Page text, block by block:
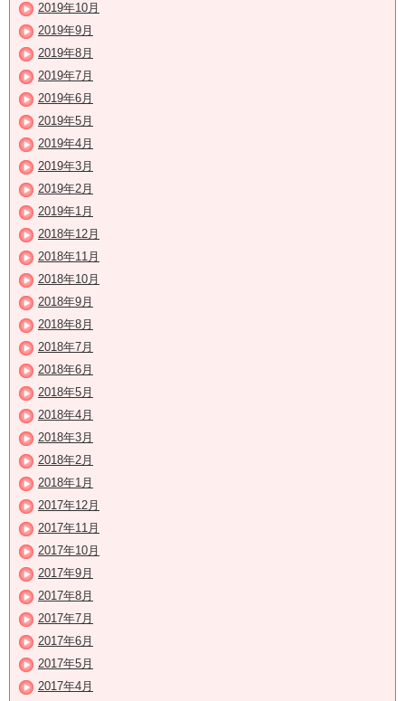
2019年10月
2019年9月
2019年8月
2019年7月
2019年6月
2019年5月
2019年4月
2019年3月
2019年2月
2019年1月
2018年12月
2018年11月
2018年10月
2018年9月
2018年8月
2018年7月
2018年6月
2018年5月
2018年4月
2018年3月
2018年2月
2018年1月
2017年12月
2017年11月
2017年10月
2017年9月
2017年8月
2017年7月
2017年6月
2017年5月
2017年4月